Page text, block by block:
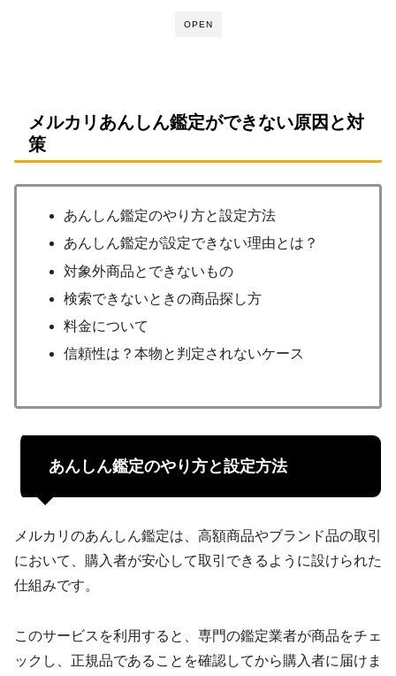
OPEN
メルカリあんしん鑑定ができない原因と対
策
あんしん鑑定のやり方と設定方法
あんしん鑑定が設定できない理由とは？
対象外商品とできないもの
検索できないときの商品探し方
料金について
信頼性は？本物と判定されないケース
あんしん鑑定のやり方と設定方法
メルカリのあんしん鑑定は、高額商品やブランド品の取引
において、購入者が安心して取引できるように設けられた
仕組みです。
このサービスを利用すると、専門の鑑定業者が商品をチェ
ックし、正規品であることを確認してから購入者に届けま